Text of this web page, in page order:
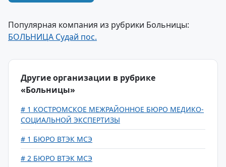
Популярная компания из рубрики Больницы:
БОЛЬНИЦА Судай пос.
Другие организации в рубрике
«Больницы»
# 1 КОСТРОМСКОЕ МЕЖРАЙОННОЕ БЮРО МЕДИКО-
СОЦИАЛЬНОЙ ЭКСПЕРТИЗЫ
# 1 БЮРО ВТЭК МСЭ
# 2 БЮРО ВТЭК МСЭ